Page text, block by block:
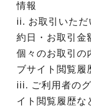
情報
ii. お取引いただ
約日・お取引金
個々のお取引の
ブサイト閲覧履
iii. ご利用者の
イト閲覧履歴な